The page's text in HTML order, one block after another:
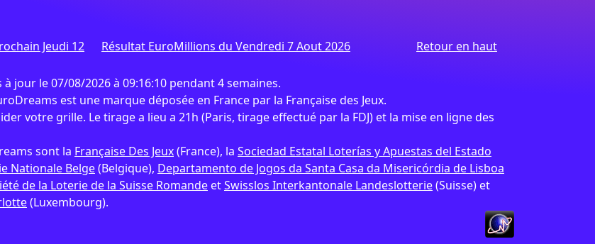
Retour en haut
Jeudi 12 Résultat EuroMillions du Vendredi 7 Aout 2026
à jour le 07/08/2026 à 09:16:10 pendant 4 semaines.
est une marque déposée en France par la Française des Jeux.
votre grille. Le tirage a lieu a 21h (Paris, tirage effectué par la FDJ) et la mise en ligne des
sont la Française Des Jeux(France), la Sociedad Estatal Loterías y Apuestas del Estado
Nationale Belge(Belgique), Departamento de Jogos da Santa Casa da Misericórdia de Lisboa
de la Loterie de la Suisse Romande etSwisslos Interkantonale Landeslotterie(Suisse) et
(Luxembourg).